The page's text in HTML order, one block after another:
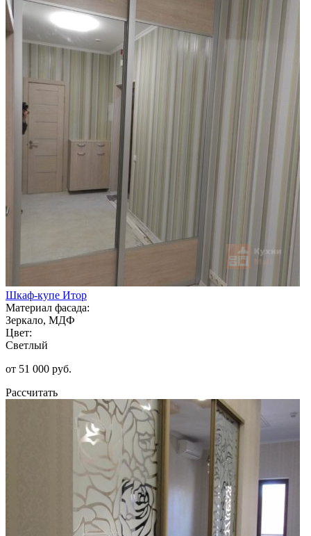
Шкаф-купе Итор
Материал фасада:
Зеркало, МДФ
Цвет:
Светлый
от 51 000 руб.
Рассчитать